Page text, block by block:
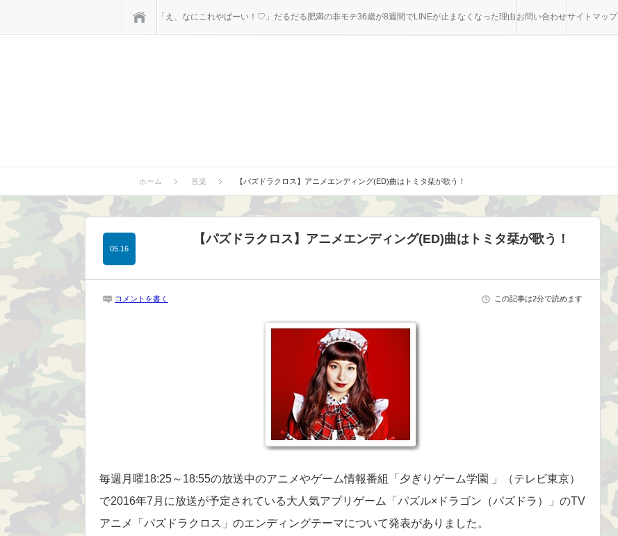
「え、なにこれやばーい！♡」だるだる肥満の非モテ36歳が8週間でLINEが止まなくなった理由 お問い合わせサイトマップ
ホーム 音楽 【パズドラクロス】アニメエンディング(ED)曲はトミタ栞が歌う！
【パズドラクロス】アニメエンディング(ED)曲はトミタ栞が歌う！
05.16
コメントを書く この記事は2分で読めます
毎週月曜18:25～18:55の放送中のアニメやゲーム情報番組「夕ぎりゲーム学園 」（テレビ東京）
で2016年7月に放送が予定されている大人気アプリゲーム「パズル×ドラゴン（パズドラ）」のTV
アニメ「パズドラクロス」のエンディングテーマについて発表がありました。